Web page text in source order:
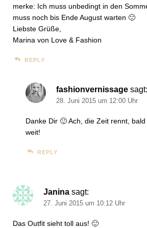
merke: Ich muss unbedingt in den
muss noch bis Ende August warten 🙁
Liebste Grüße,
Marina von Love & Fashion
REPLY
fashionvernissage sagt:
28. Juni 2015 um 12:00 Uhr
Danke Dir 🙂 Ach, die Zeit rennt,
weit!
REPLY
Janina sagt:
27. Juni 2015 um 10:12 Uhr
Das Outfit sieht toll aus! 🙂